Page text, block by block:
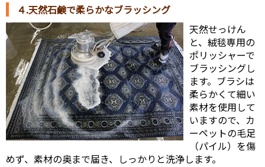
４.天然石鹸で柔らかなブラッシング
天然せっけん
と、絨毯専用の
ポリッシャーで
ブラッシングし
ます。ブラシは
柔らかくて細い
素材を使用して
いますので、カ
ーペットの毛足
（パイル）を傷
めず、素材の奥まで届き、しっかりと洗浄します。